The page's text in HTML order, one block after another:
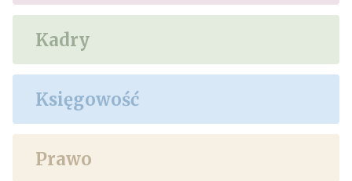
Kadry
Księgowość
Prawo